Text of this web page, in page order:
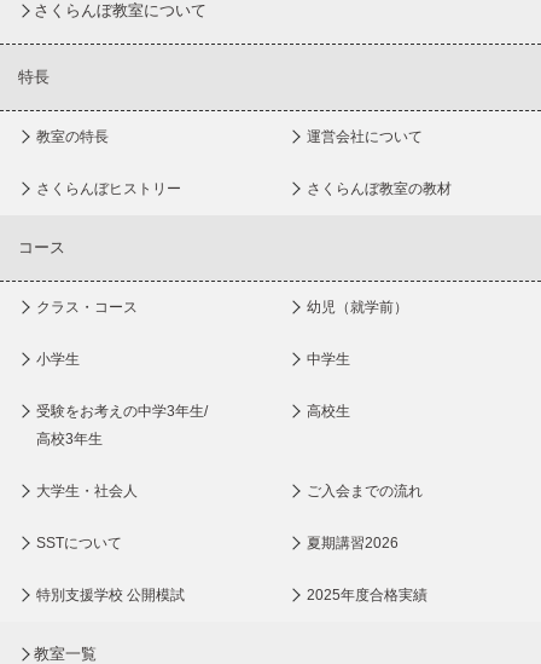
さくらんぼ教室について
特長
教室の特長 運営会社について
さくらんぼヒストリー さくらんぼ教室の教材
コース
クラス・コース 幼児（就学前）
小学生 中学生
受験をお考えの中学3年生/
高校3年生
高校生
大学生・社会人 ご入会までの流れ
SSTについて 夏期講習2026
特別支援学校 公開模試 2025年度合格実績
教室一覧